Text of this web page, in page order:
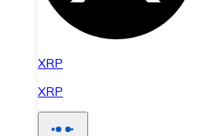
XRP
XRP